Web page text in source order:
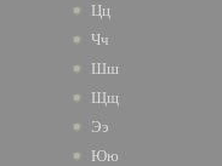
Цц
Чч
Шш
Щщ
Ээ
Юю